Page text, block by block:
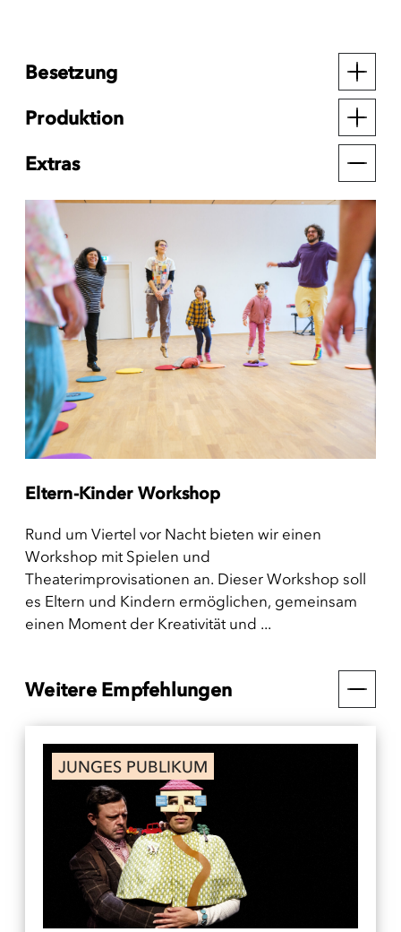
Besetzung
Produktion
Extras
Eltern-Kinder Workshop
Rund um Viertel vor Nacht bieten wir einen
Workshop mit Spielen und
Theaterimprovisationen an. Dieser Workshop soll
es Eltern und Kindern ermöglichen, gemeinsam
einen Moment der Kreativität und ...
Weitere Empfehlungen
JUNGES PUBLIKUM